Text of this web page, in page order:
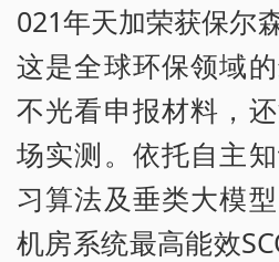
021年天加荣获保尔
这是全球环保领域
不光看申报材料，
场实测。依托自主
习算法及垂类大模
机房系统最高能效